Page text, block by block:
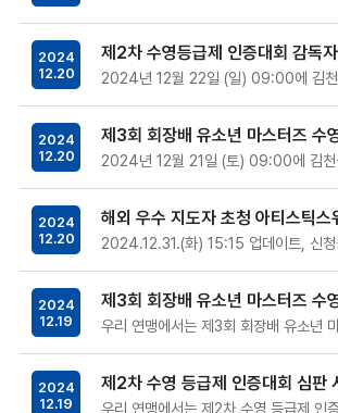
2024
12.20
2024
12.20
2024
12.20
2024
12.19
2024
12.19